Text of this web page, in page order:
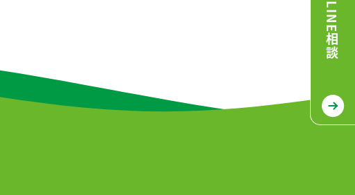
LINE相談